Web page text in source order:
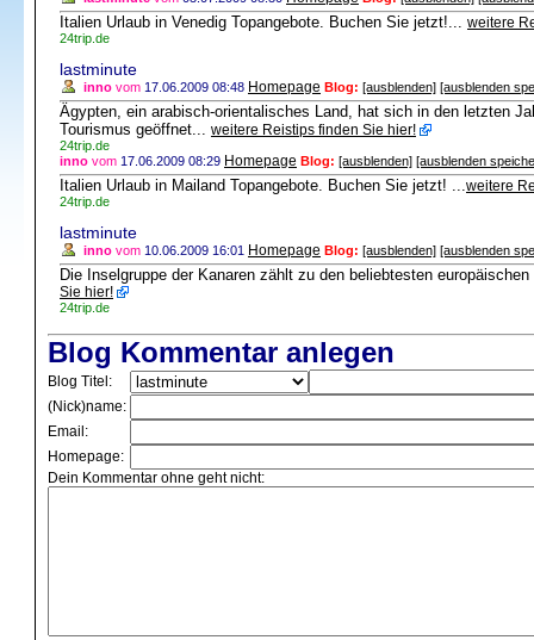
Italien Urlaub in Venedig Topangebote. Buchen Sie jetzt!... weitere
24trip.de
lastminute
inno vom 17.06.2009 08:48 Homepage Blog: [ausblenden] [ausblenden
Ägypten, ein arabisch-orientalisches Land, hat sich in den letzten
Tourismus geöffnet... weitere Reistips finden Sie hier!
24trip.de
inno vom 17.06.2009 08:29 Homepage Blog: [ausblenden] [ausblenden
Italien Urlaub in Mailand Topangebote. Buchen Sie jetzt! ...weitere
24trip.de
lastminute
inno vom 10.06.2009 16:01 Homepage Blog: [ausblenden] [ausblenden
Die Inselgruppe der Kanaren zählt zu den beliebtesten
Sie hier!
24trip.de
Blog Kommentar anlegen
Blog Titel:
(Nick)name:
Email:
Homepage:
Dein Kommentar ohne geht nicht: